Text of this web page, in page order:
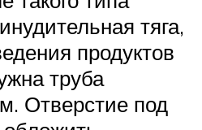
тяга,
продуктов
труба
Отверстие под